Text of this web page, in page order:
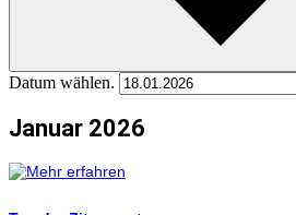
Datum wählen.
Januar 2026